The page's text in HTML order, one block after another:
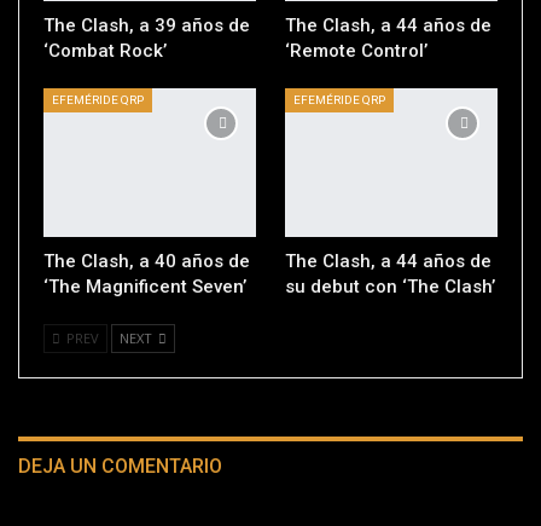
The Clash, a 39 años de
‘Combat Rock’
The Clash, a 44 años de
‘Remote Control’
EFEMÉRIDE QRP
The Clash, a 40 años de
‘The Magnificent Seven’
EFEMÉRIDE QRP
The Clash, a 44 años de
su debut con ‘The Clash’
PREV NEXT
DEJA UN COMENTARIO